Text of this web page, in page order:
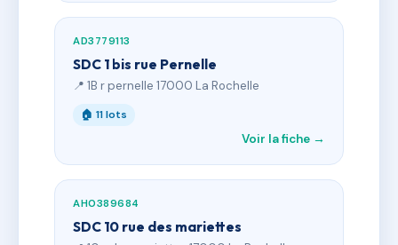
AD3779113
SDC 1 bis rue Pernelle
📍 1B r pernelle 17000 La Rochelle
🏠 11 lots
Voir la fiche →
AH0389684
SDC 10 rue des mariettes